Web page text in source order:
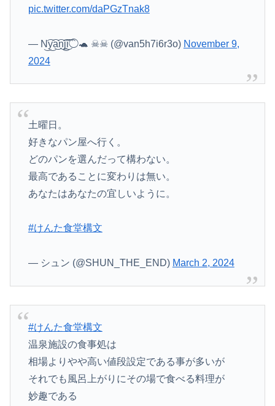
pic.twitter.com/daPGzTnak8
— N͜͡y͜͡a͜͡n͜͡j͜͡i͜͡◯🐢 ☠︎︎☠︎︎ (@van5h7i6r3o) November 9,
2024
土曜日。
好きなパン屋へ行く。
どのパンを選んだって構わない。
最高であることに変わりは無い。
あなたはあなたの宜しいように。
#けんた食堂構文
— シュン (@SHUN_THE_END) March 2, 2024
#けんた食堂構文
温泉施設の食事処は
相場よりやや高い値段設定である事が多いが
それでも風呂上がりにその場で食べる料理が
妙趣である